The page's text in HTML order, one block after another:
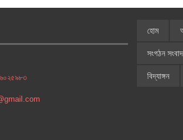
হোম
সংগঠন সংবাদ
বিদ্যাঙ্গন